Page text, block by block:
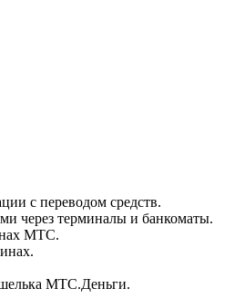
с переводом средств.
через терминалы и банкоматы.
МТС.
МТС.Деньги.